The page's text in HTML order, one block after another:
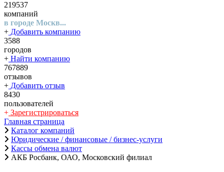
219537
компаний
в городе Москв...
+ Добавить компанию
3588
городов
+ Найти компанию
767889
отзывов
+ Добавить отзыв
8430
пользователей
+ Зарегистрироваться
Главная страница
Каталог компаний
Юридические / финансовые / бизнес-услуги
Кассы обмена валют
АКБ Росбанк, ОАО, Московский филиал